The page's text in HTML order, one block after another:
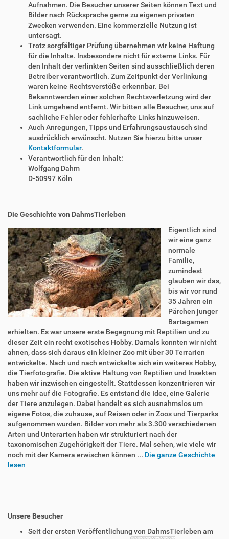
Aufnahmen. Die Besucher unserer Seiten können Text und
Bilder nach Rücksprache gerne zu eigenen privaten
Zwecken verwenden. Eine kommerzielle Nutzung ist
untersagt.
Trotz sorgfältiger Prüfung übernehmen wir keine Haftung
für die Inhalte. Insbesondere nicht für externe Links. Für
den Inhalt der verlinkten Seiten sind ausschließlich deren
Betreiber verantwortlich. Zum Zeitpunkt der Verlinkung
waren keine Rechtsverstöße erkennbar. Bei
Bekanntwerden einer solchen Rechtsverletzung wird der
Link umgehend entfernt. Wir bitten alle Besucher, uns auf
sachliche Fehler oder fehlerhafte Links hinzuweisen.
Auch Anregungen, Tipps und Erfahrungsaustausch sind
ausdrücklich erwünscht. Nutzen Sie hierzu bitte unser
Kontaktformular.
Verantwortlich für den Inhalt:
Wolfgang Dahm
D-50997 Köln
Die Geschichte von DahmsTierleben
Eigentlich sind
wir eine ganz
normale
Familie,
zumindest
glauben wir das,
bis wir vor rund
35 Jahren ein
Pärchen junger
Bartagamen
erhielten. Es war unsere erste Begegnung mit Reptilien und zu
dieser Zeit ein recht exotisches Hobby. Damals konnten wir nicht
ahnen, dass sich daraus ein kleiner Zoo mit über 30 Terrarien
entwickelte. Nach und nach entwickelte sich ein weiteres Hobby,
die Tierfotografie. Die aktive Haltung von Reptilien und Insekten
haben wir inzwischen eingestellt. Stattdessen konzentrieren wir
uns mehr auf die Fotografie. Es entstand die Idee, eine Galerie
der Tiere anzulegen. Dabei handelt es sich ausnahmslos um
eigene Fotos, die zuhause, auf Reisen oder in Zoos und Tierparks
aufgenommen wurden. Bilder von mehr als 3.300 verschiedenen
Arten und Unterarten haben wir strukturiert nach der
taxonomischen Zugehörigkeit der Tiere. Mal sehen, wie viele wir
noch mit der Kamera erwischen können ... Die ganze Geschichte
lesen
Unsere Besucher
Seit der ersten Veröffentlichung von DahmsTierleben am